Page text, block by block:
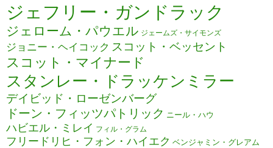
ジェフリー・ガンドラック
ジェローム・パウエル ジェームズ・サイモンズ
ジョニー・ヘイコック スコット・ベッセント
スコット・マイナード
スタンレー・ドラッケンミラー
デイビッド・ローゼンバーグ
ドーン・フィッツパトリック ニール・ハウ
ハビエル・ミレイ フィル・グラム
フリードリヒ・フォン・ハイエク ベンジャミン・グレアム